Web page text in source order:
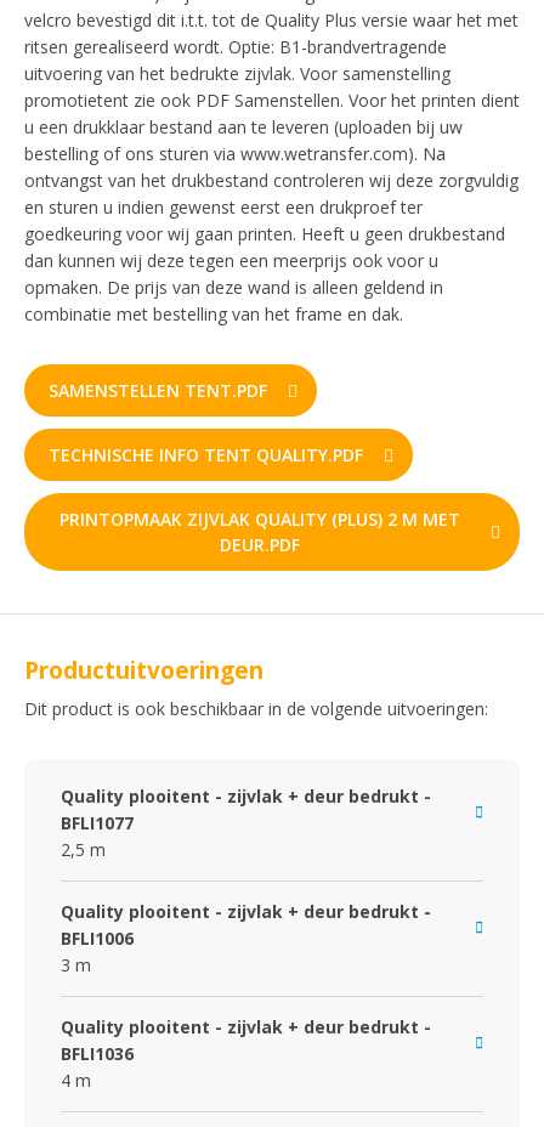
velcro bevestigd dit i.t.t. tot de Quality Plus versie waar het met
ritsen gerealiseerd wordt. Optie: B1-brandvertragende
uitvoering van het bedrukte zijvlak. Voor samenstelling
promotietent zie ook PDF Samenstellen. Voor het printen dient
u een drukklaar bestand aan te leveren (uploaden bij uw
bestelling of ons sturen via www.wetransfer.com). Na
ontvangst van het drukbestand controleren wij deze zorgvuldig
en sturen u indien gewenst eerst een drukproef ter
goedkeuring voor wij gaan printen. Heeft u geen drukbestand
dan kunnen wij deze tegen een meerprijs ook voor u
opmaken. De prijs van deze wand is alleen geldend in
combinatie met bestelling van het frame en dak.
SAMENSTELLEN TENT.PDF
TECHNISCHE INFO TENT QUALITY.PDF
PRINTOPMAAK ZIJVLAK QUALITY (PLUS) 2 M MET
DEUR.PDF
Productuitvoeringen
Dit product is ook beschikbaar in de volgende uitvoeringen:
Quality plooitent - zijvlak + deur bedrukt -
BFLI1077
2,5 m
Quality plooitent - zijvlak + deur bedrukt -
BFLI1006
3 m
Quality plooitent - zijvlak + deur bedrukt -
BFLI1036
4 m